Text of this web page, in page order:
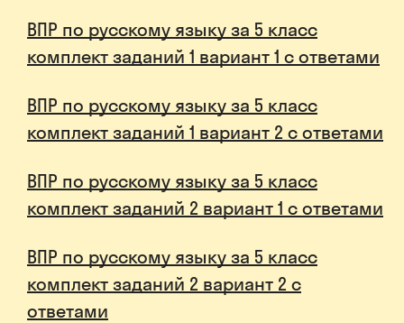
ВПР по русскому языку за 5 класс
комплект заданий 1 вариант 1 с ответами
ВПР по русскому языку за 5 класс
комплект заданий 1 вариант 2 с ответами
ВПР по русскому языку за 5 класс
комплект заданий 2 вариант 1 с ответами
ВПР по русскому языку за 5 класс
комплект заданий 2 вариант 2 с
ответами